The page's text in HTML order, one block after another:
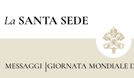
La SANTA SEDE
MESSAGGI GIORNATA MONDIALE